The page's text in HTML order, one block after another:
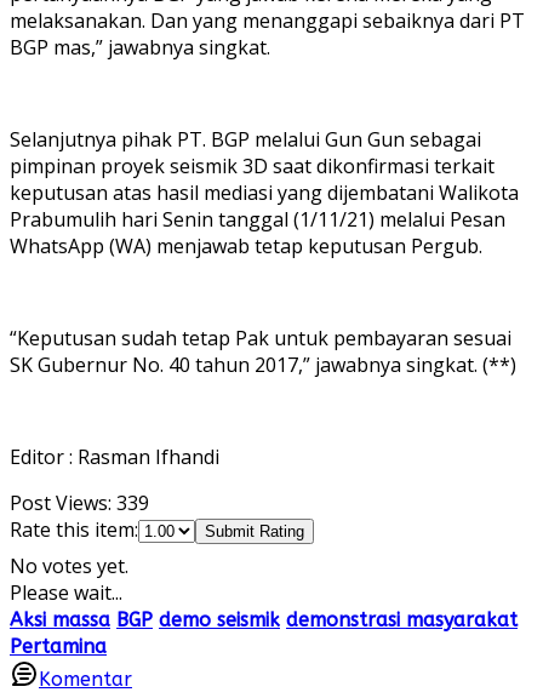
melaksanakan. Dan yang menanggapi sebaiknya dari PT
BGP mas,” jawabnya singkat.
Selanjutnya pihak PT. BGP melalui Gun Gun sebagai
pimpinan proyek seismik 3D saat dikonfirmasi terkait
keputusan atas hasil mediasi yang dijembatani Walikota
Prabumulih hari Senin tanggal (1/11/21) melalui Pesan
WhatsApp (WA) menjawab tetap keputusan Pergub.
“Keputusan sudah tetap Pak untuk pembayaran sesuai
SK Gubernur No. 40 tahun 2017,” jawabnya singkat. (**)
Editor : Rasman Ifhandi
Post Views: 339
Rate this item:
Submit Rating
No votes yet.
Please wait...
Aksi massa BGP demo seismik demonstrasi masyarakat
Pertamina
Komentar